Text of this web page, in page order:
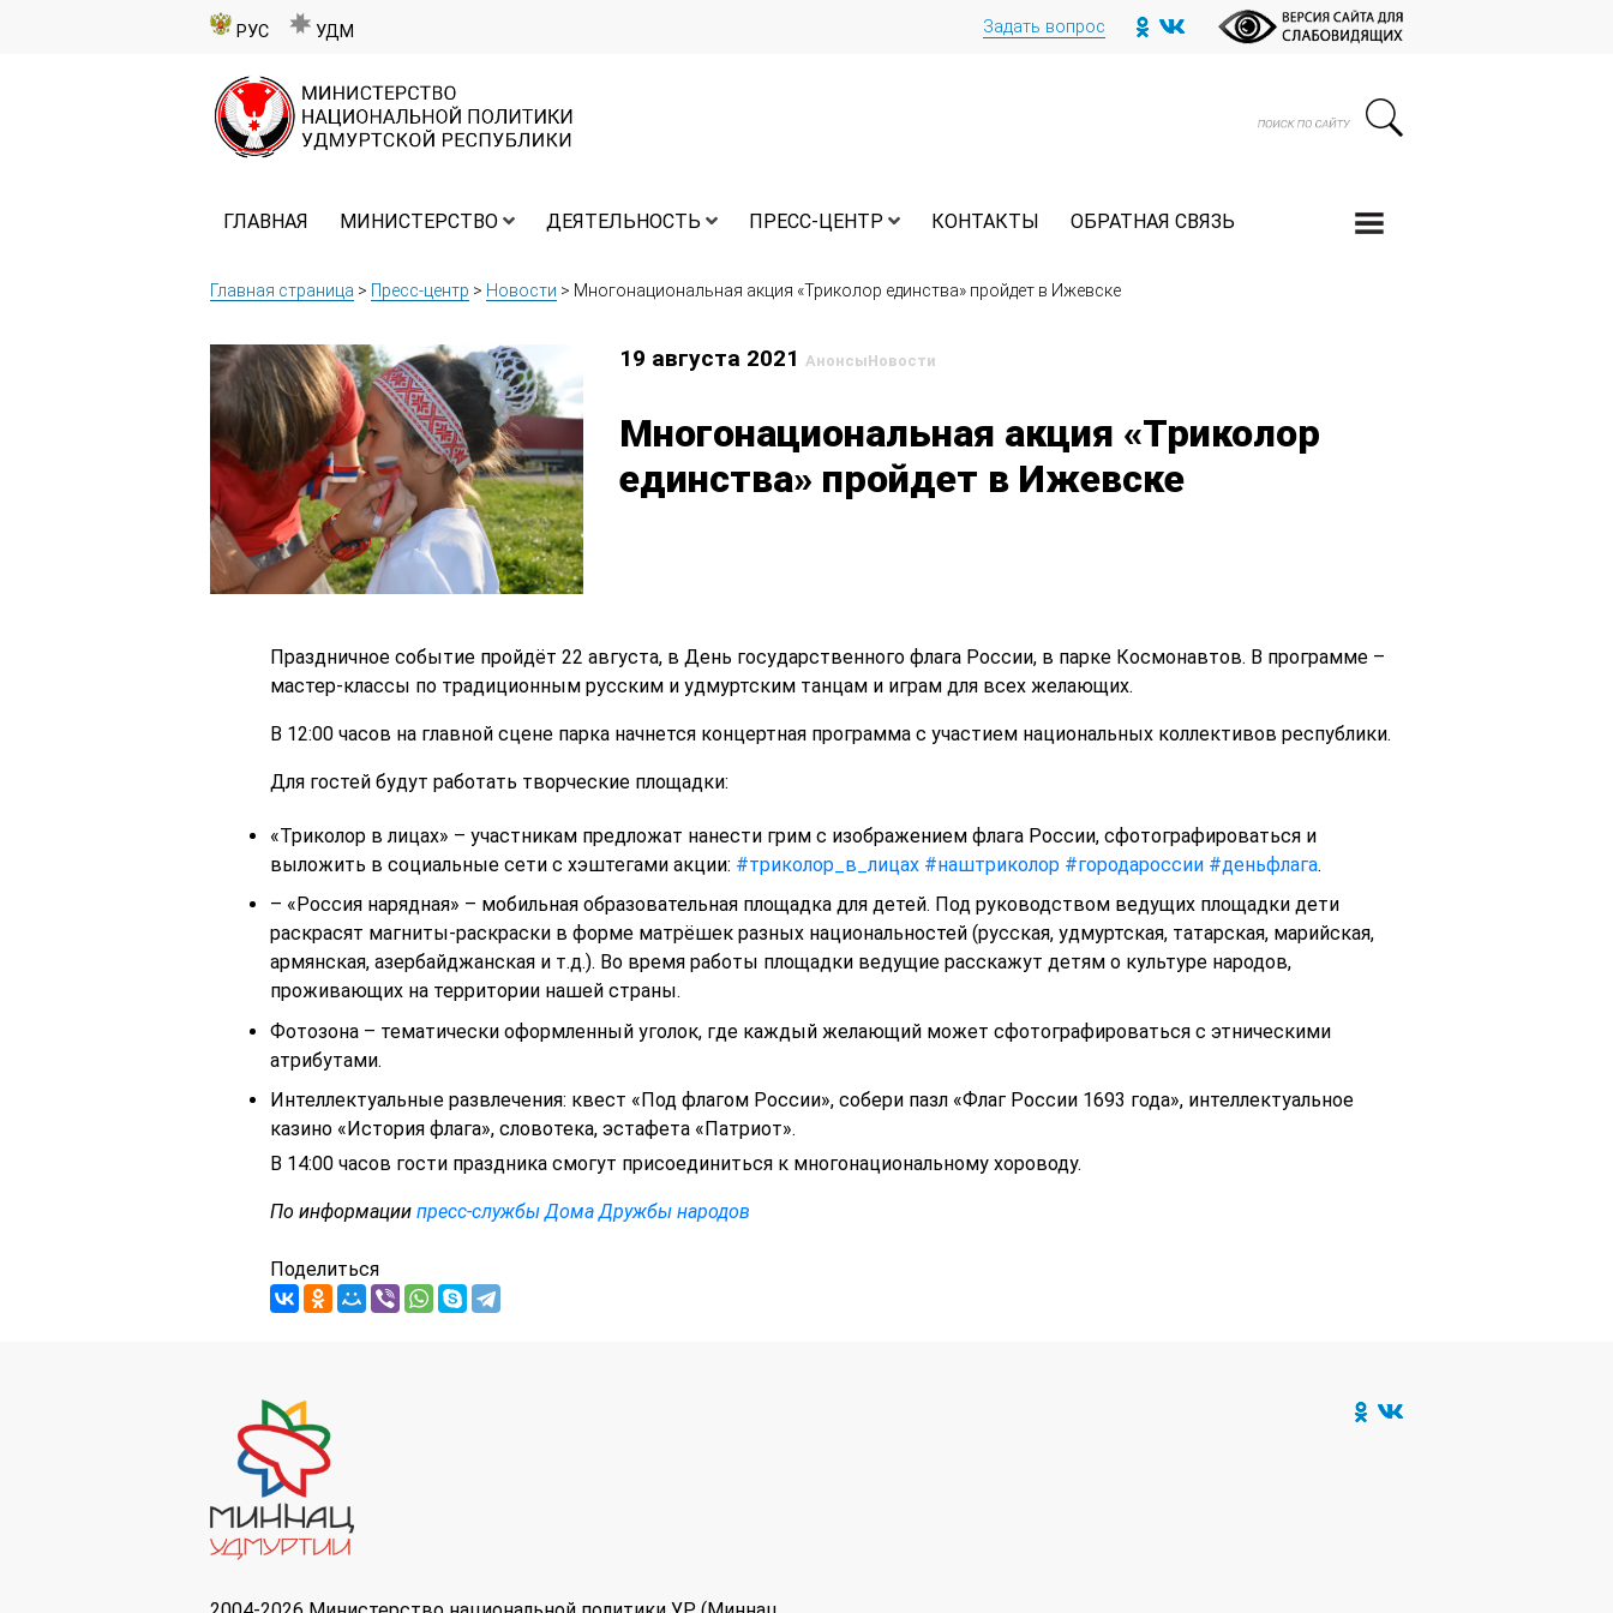
РУС УДМ Задать вопрос
ГЛАВНАЯ МИНИСТЕРСТВО ДЕЯТЕЛЬНОСТЬ ПРЕСС-ЦЕНТР КОНТАКТЫ ОБРАТНАЯ СВЯЗЬ
Главная страница > Пресс-центр > Новости > Многонациональная акция «Триколор единства» пройдет в Ижевске
19 августа 2021АнонсыНовости
Многонациональная акция «Триколор
единства» пройдет в Ижевске
Праздничное событие пройдёт 22 августа, в День государственного флага России, в парке Космонавтов. В программе –
мастер-классы по традиционным русским и удмуртским танцам и играм для всех желающих.
В 12:00 часов на главной сцене парка начнется концертная программа с участием национальных коллективов республики.
Для гостей будут работать творческие площадки:
«Триколор в лицах» – участникам предложат нанести грим с изображением флага России, сфотографироваться и
выложить в социальные сети с хэштегами акции: #триколор_в_лицах #наштриколор #городароссии #деньфлага.
– «Россия нарядная» – мобильная образовательная площадка для детей. Под руководством ведущих площадки дети
раскрасят магниты-раскраски в форме матрёшек разных национальностей (русская, удмуртская, татарская, марийская,
армянская, азербайджанская и т.д.). Во время работы площадки ведущие расскажут детям о культуре народов,
проживающих на территории нашей страны.
Фотозона – тематически оформленный уголок, где каждый желающий может сфотографироваться с этническими
атрибутами.
Интеллектуальные развлечения: квест «Под флагом России», собери пазл «Флаг России 1693 года», интеллектуальное
казино «История флага», словотека, эстафета «Патриот».
В 14:00 часов гости праздника смогут присоединиться к многонациональному хороводу.
По информации пресс-службы Дома Дружбы народов
Поделиться